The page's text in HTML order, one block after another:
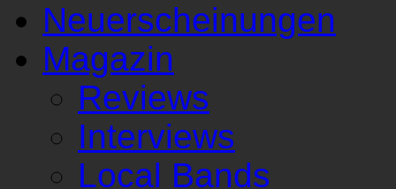
Neuerscheinungen
Magazin
Reviews
Interviews
Local Bands